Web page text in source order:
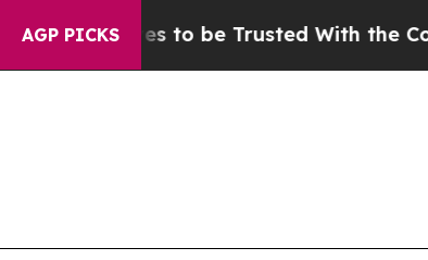
AGP PICKS
Trusted With the Country’s Memory?